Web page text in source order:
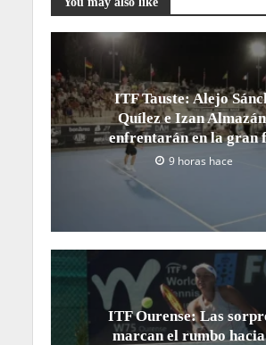
ITF Tauste: Alejo
Quílez e Izan
enfrentarán en la gran
9 horas hace
ITF Ourense: Las
marcan el rumbo